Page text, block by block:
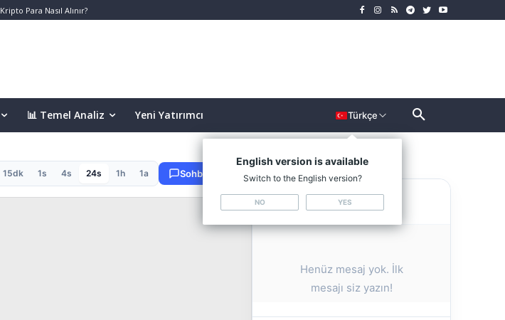
Kripto Para Nasıl Alınır?
📊 Temel Analiz Yeni Yatırımcı Türkçe
English version is available
Switch to the English version?
NO YES
15dk 1s 4s 24s 1h 1a Sohbeti Kapat
Henüz mesaj yok. İlk
mesajı siz yazın!